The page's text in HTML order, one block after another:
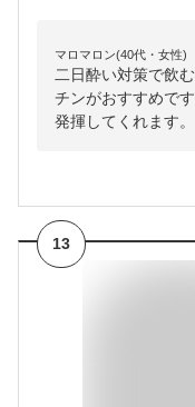
マロマロン(40代・女性)
二日酔い対策で飲
チンがおすすめで
発揮してくれます。
13